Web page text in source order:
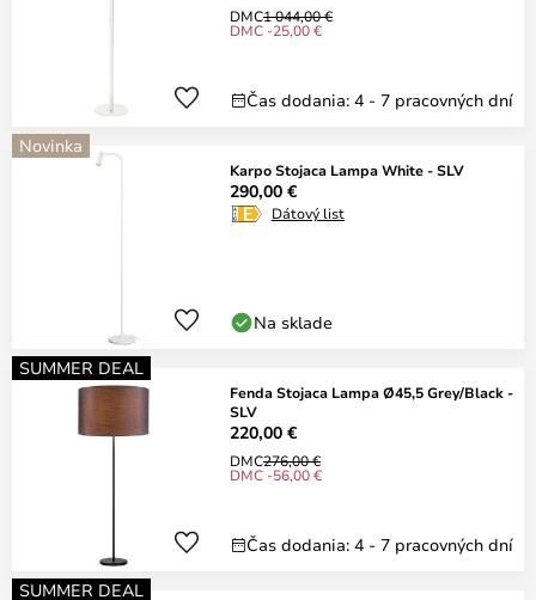
DMC1 044,00 €
DMC -25,00 €
Čas dodania: 4 - 7 pracovných dní
Novinka
Karpo Stojaca Lampa White - SLV
290,00 €
Dátový list
Na sklade
SUMMER DEAL
Fenda Stojaca Lampa Ø45,5 Grey/Black -
SLV
220,00 €
DMC276,00 €
DMC -56,00 €
Čas dodania: 4 - 7 pracovných dní
SUMMER DEAL